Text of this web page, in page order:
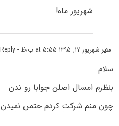
شهریور ماه!
منیرشهریور ۱۷, ۱۳۹۵ at ۵:۵۵ ب٫ظ - Reply
سلام
بنظرم امسال اصلن جوابا رو ندن
چون منم شرکت کردم حتمن نمیدن